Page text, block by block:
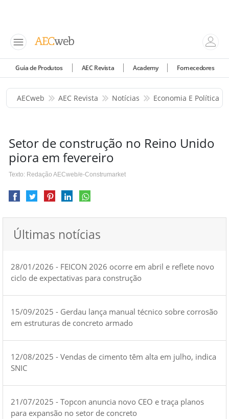
Guia de Produtos AEC Revista Academy Fornecedores
AECweb AEC Revista Notícias Economia E Política
Setor de construção no Reino Unido
piora em fevereiro
Texto: Redação AECweb/e-Construmarket
Últimas notícias
28/01/2026 - FEICON 2026 ocorre em abril e reflete novo
ciclo de expectativas para construção
15/09/2025 - Gerdau lança manual técnico sobre corrosão
em estruturas de concreto armado
12/08/2025 - Vendas de cimento têm alta em julho, indica
SNIC
21/07/2025 - Topcon anuncia novo CEO e traça planos
para expansão no setor de concreto